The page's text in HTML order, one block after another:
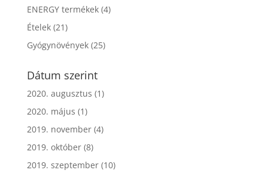
ENERGY termékek(4)
Ételek(21)
Gyógynövények(25)
Dátum szerint
2020. augusztus (1)
2020. május (1)
2019. november(4)
2019. október(8)
2019. szeptember(10)